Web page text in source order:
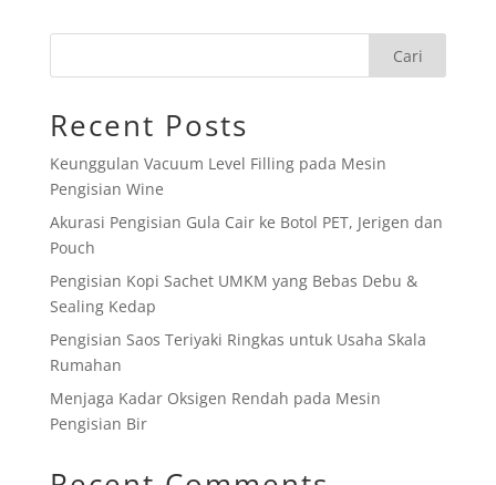
Cari
Recent Posts
Keunggulan Vacuum Level Filling pada Mesin
Pengisian Wine
Akurasi Pengisian Gula Cair ke Botol PET, Jerigen dan
Pouch
Pengisian Kopi Sachet UMKM yang Bebas Debu &
Sealing Kedap
Pengisian Saos Teriyaki Ringkas untuk Usaha Skala
Rumahan
Menjaga Kadar Oksigen Rendah pada Mesin
Pengisian Bir